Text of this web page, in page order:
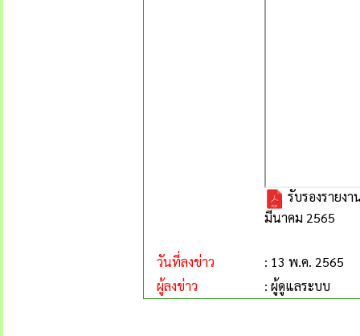
รับรองรายง
มีนาคม 2565
วันที่ลงข่าว
: 13 พ.ค. 2565
ผู้ลงข่าว
: ผู้ดูแลระบบ